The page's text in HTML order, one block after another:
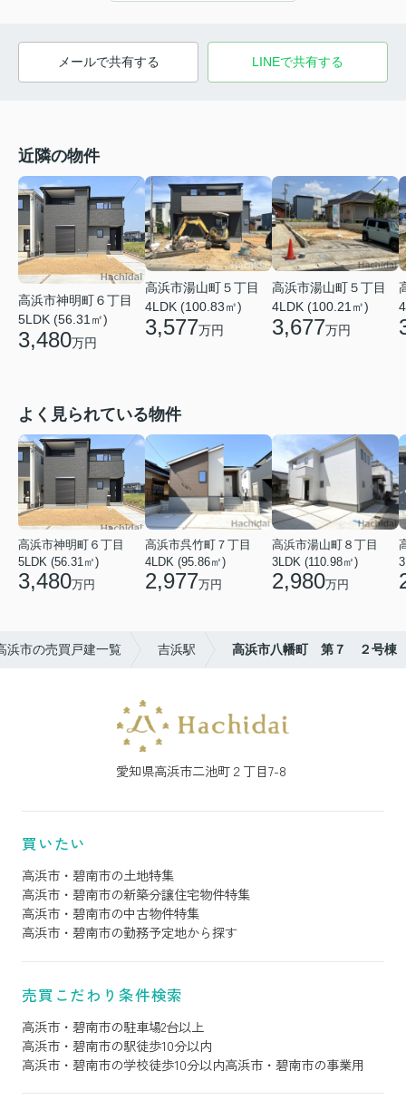
メールで共有する LINEで共有する
近隣の物件
高浜市神明町６丁目
5LDK (56.31㎡)
3,480万円
高浜市湯山町５丁目
4LDK (100.83㎡)
3,577万円
高浜市湯山町５丁目
4LDK (100.21㎡)
3,677万円
よく見られている物件
高浜市神明町６丁目
5LDK (56.31㎡)
3,480万円
高浜市呉竹町７丁目
4LDK (95.86㎡)
2,977万円
高浜市湯山町８丁目
3LDK (110.98㎡)
2,980万円
浜市の売買戸建一覧 吉浜駅 高浜市八幡町 第７ ２号棟
愛知県高浜市二池町２丁目7-8
買いたい
高浜市・碧南市の土地特集
高浜市・碧南市の新築分譲住宅物件特集
高浜市・碧南市の中古物件特集
高浜市・碧南市の勤務予定地から探す
売買こだわり条件検索
高浜市・碧南市の駐車場2台以上
高浜市・碧南市の駅徒歩10分以内
高浜市・碧南市の学校徒歩10分以内高浜市・碧南市の事業用